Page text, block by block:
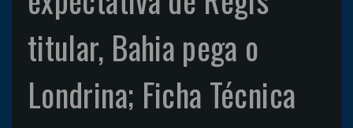
titular, Bahia pega o
Londrina; Ficha Técnica